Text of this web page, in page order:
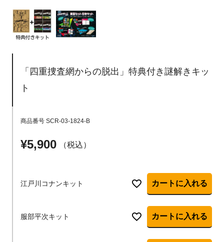
「四重捜査網からの脱出」特典付き謎解きキッ
ト
商品番号 SCR-03-1824-B
¥5,900 税込
江戸川コナンキット カートに入れる
服部平次キット カートに入れる